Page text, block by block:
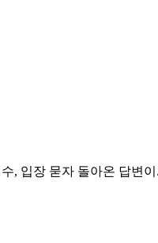
, 입장 묻자 돌아온 답변